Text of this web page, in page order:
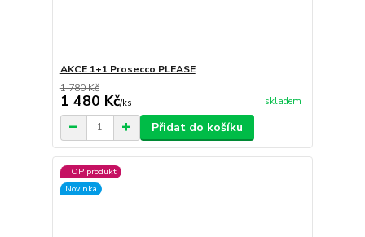
AKCE 1+1 Prosecco PLEASE
1 780 Kč
1 480 Kč/ks skladem
Přidat do košíku
TOP produkt
Novinka